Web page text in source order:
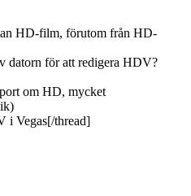
HD-film, förutom från HD-
datorn för att redigera HDV?
om HD, mycket
i Vegas[/thread]